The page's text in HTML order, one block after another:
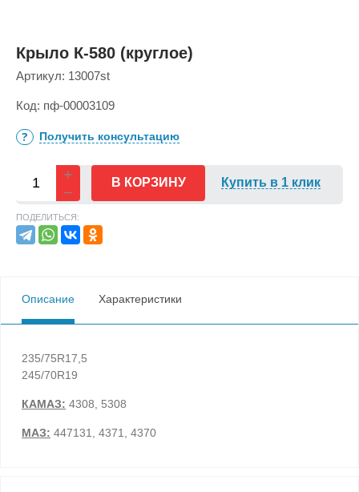
Крыло К-580 (круглое)
Артикул: 13007st
Код: пф-00003109
Получить консультацию
В КОРЗИНУ Купить в 1 клик
ПОДЕЛИТЬСЯ:
Описание Характеристики
235/75R17,5
245/70R19
КАМАЗ: 4308, 5308
МАЗ: 447131, 4371, 4370